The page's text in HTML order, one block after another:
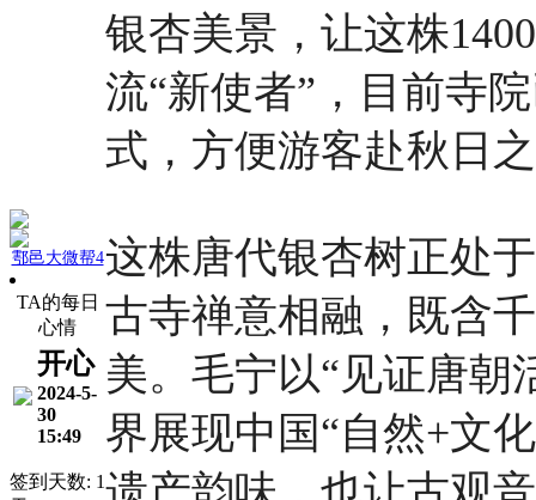
鄠邑大微帮4
TA的每日
心情
开心
2024-5-
30
15:49
签到天数: 1
银杏美景，让这株
流“新使者”，目前寺
式，方便游客赴秋日
这株唐代银杏树正处
古寺禅意相融，既含
美。毛宁以“见证唐朝
界展现中国“自然+文